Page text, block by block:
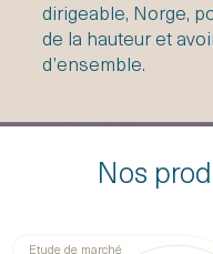
dirigeable, Norge,
de la hauteur et
d’ensemble.
Nos
Etude de marché